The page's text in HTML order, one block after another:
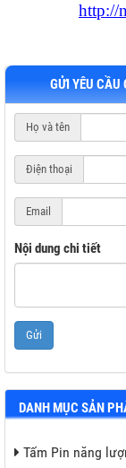
Lưới
http://
GỬI YÊU CẦU
Họ và tên
Điện thoại
Email
Nội dung chi tiết
Gửi
DANH MỤC SẢN
Tấm Pin năng